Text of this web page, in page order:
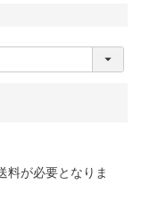
料が必要となりま